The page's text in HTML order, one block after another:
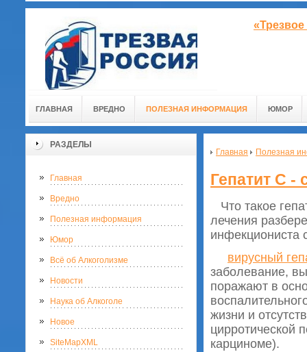
ГЛАВНАЯ ВРЕДНО ПОЛЕЗНАЯ ИНФОРМАЦИЯ ЮМОР
РАЗДЕЛЫ
Главная
Вредно
Полезная информация
Юмор
Всё об Алкоголизме
Новости
Наука об Алкоголе
Новое
SiteMapXML
Главная Полезная
Гепатит С -
Что такое
лечения
инфекциониста
вирусный
заболевание,
поражают в
жизни и
цирротической
карциноме).